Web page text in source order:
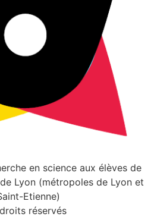
en science aux élèves de
Lyon (métropoles de Lyon et
Etienne)
réservés